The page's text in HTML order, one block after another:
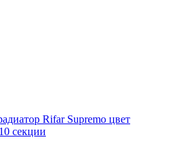
Rifar Supremo цвет
секции